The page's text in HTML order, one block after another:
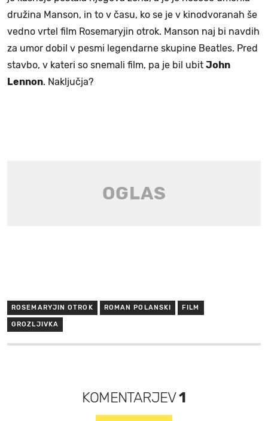
družina Manson, in to v času, ko se je v kinodvoranah še
vedno vrtel film Rosemaryjin otrok. Manson naj bi navdih
za umor dobil v pesmi legendarne skupine Beatles. Pred
stavbo, v kateri so snemali film, pa je bil ubit John
Lennon. Naključja?
ROSEMARYJIN OTROK ROMAN POLANSKI FILM
GROZLJIVKA
KOMENTARJEV1